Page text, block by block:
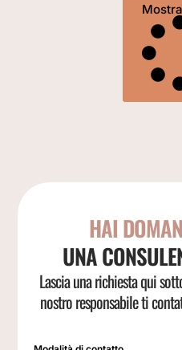
HAI
UNA
Lascia una richiesta qui
nostro responsabile ti